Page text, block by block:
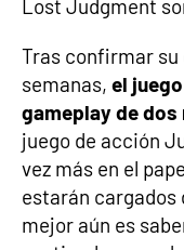
Lost Judgment
Tras confirmar su
semanas, el
gameplay de dos
juego de acción
vez más en el
estarán cargados
mejor aún es